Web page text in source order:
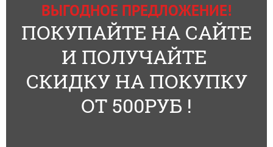
ВЫГОДНОЕ ПРЕДЛОЖЕНИЕ!
ПОКУПАЙТЕ НА САЙТЕ
И ПОЛУЧАЙТЕ
СКИДКУ НА ПОКУПКУ
ОТ 500РУБ !